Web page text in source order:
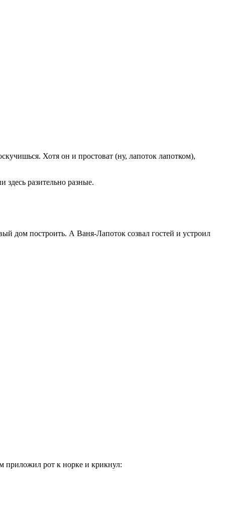
Хотя он и простоват (ну, лапоток лапотком),
здесь разительно разные.
дом построить. А Ваня-Лапоток созвал гостей и устроил
приложил рот к норке и крикнул: